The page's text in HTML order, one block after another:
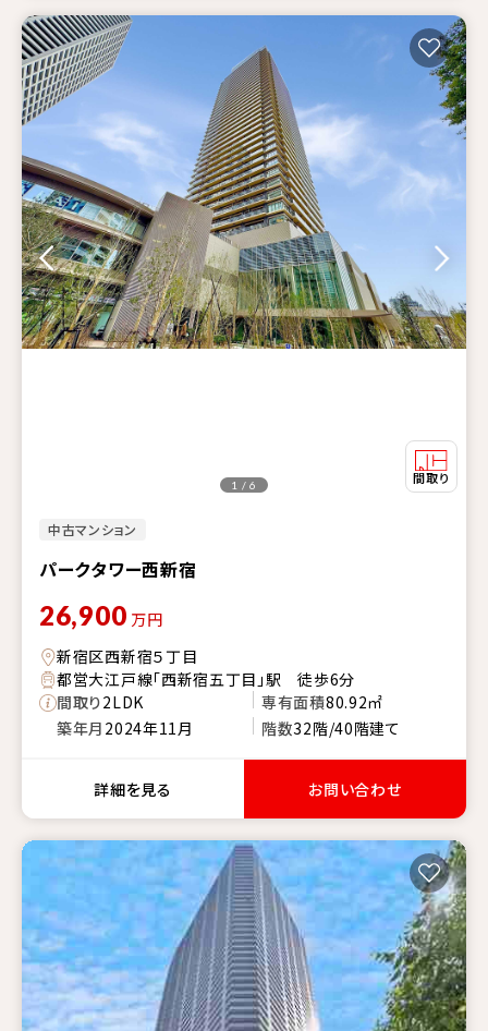
中古マンション
パークタワー西新宿
1 / 6
26,900 万円
新宿区西新宿５丁目
都営大江戸線「西新宿五丁目」駅 徒歩6分
間取り2LDK 専有面積80.92㎡
築年月 2024年11月 階数32階/40階建て
詳細を見る お問い合わせ